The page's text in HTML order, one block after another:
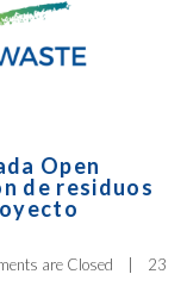
Open
de residuos
are Closed |
23